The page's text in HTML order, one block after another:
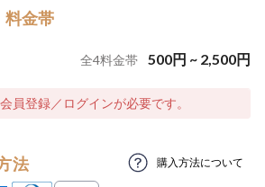
料金帯
全4料金帯 500円 ~ 2,500円
員登録／ログインが必要です。
法 購入方法について